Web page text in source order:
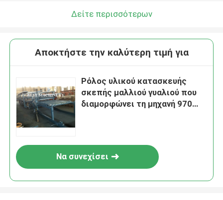
Δείτε περισσότερων
Αποκτήστε την καλύτερη τιμή για
Ρόλος υλικού κατασκευής
σκεπής μαλλιού γυαλιού που
διαμορφώνει τη μηχανή 970
Να συνεχίσει